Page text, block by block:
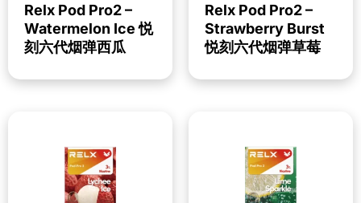
Relx Pod Pro2 –
Watermelon Ice 悦
刻六代烟弹西瓜
Relx Pod Pro2 –
Strawberry Burst
悦刻六代烟弹草莓